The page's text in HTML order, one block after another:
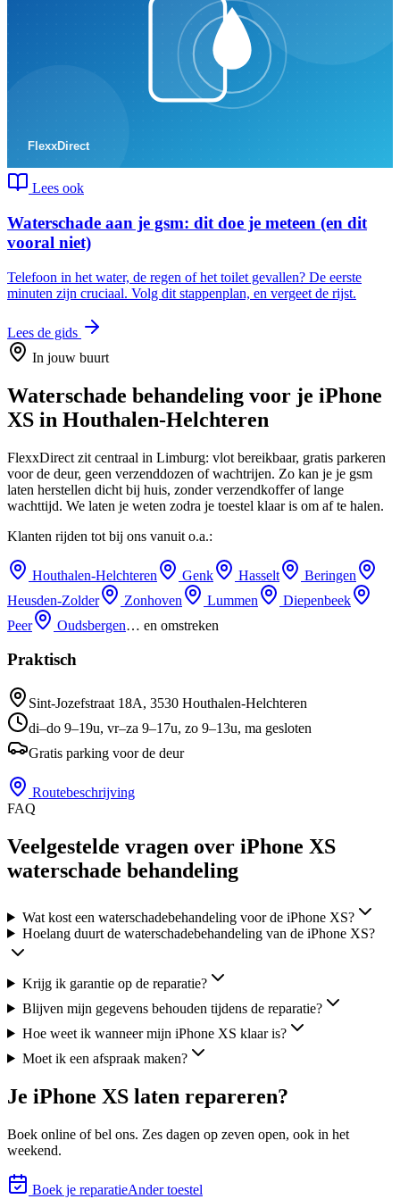
Lees ook
Waterschade aan je gsm: dit doe je meteen (en dit
vooral niet)
Telefoon in het water, de regen of het toilet gevallen? De eerste
minuten zijn cruciaal. Volg dit stappenplan, en vergeet de rijst.
Lees de gids
In jouw buurt
Waterschade behandeling voor je iPhone
XS in Houthalen-Helchteren
FlexxDirect zit centraal in Limburg: vlot bereikbaar, gratis parkeren
voor de deur, geen verzenddozen of wachtrijen. Zo kan je je gsm
laten herstellen dicht bij huis, zonder verzendkoffer of lange
wachttijd. We laten je weten zodra je toestel klaar is om af te halen.
Klanten rijden tot bij ons vanuit o.a.:
Houthalen-Helchteren Genk Hasselt
Beringen
Heusden-Zolder
Zonhoven Lummen
Diepenbeek
Peer
Oudsbergen… en omstreken
Praktisch
Sint-Jozefstraat 18A, 3530 Houthalen-Helchteren
di–do 9–19u, vr–za 9–17u, zo 9–13u, ma gesloten
Gratis parking voor de deur
Routebeschrijving
FAQ
Veelgestelde vragen over iPhone XS
waterschade behandeling
Wat kost een waterschadebehandeling voor de iPhone XS?
Hoelang duurt de waterschadebehandeling van de iPhone XS?
Krijg ik garantie op de reparatie?
Blijven mijn gegevens behouden tijdens de reparatie?
Hoe weet ik wanneer mijn iPhone XS klaar is?
Moet ik een afspraak maken?
Je iPhone XS laten repareren?
Boek online of bel ons. Zes dagen op zeven open, ook in het
weekend.
Boek je reparatieAnder toestel